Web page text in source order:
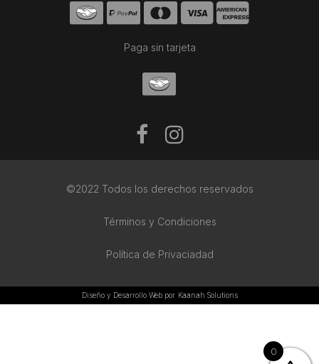
Paga sin tarjeta
©2022 Todos los derechos reservados
Términos y Condiciones
Política de Privaciadad
Diseño y Desarrollo Web por Kaanah Solutions
0